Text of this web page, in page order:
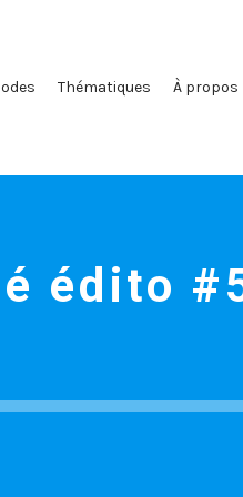
Thématiques À propos
édito